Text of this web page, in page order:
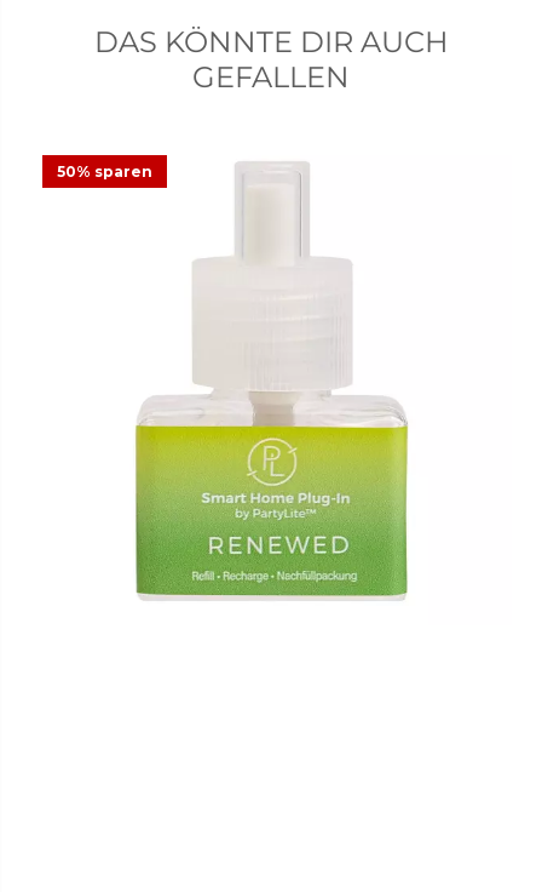
DAS KÖNNTE DIR AUCH
GEFALLEN
50% sparen